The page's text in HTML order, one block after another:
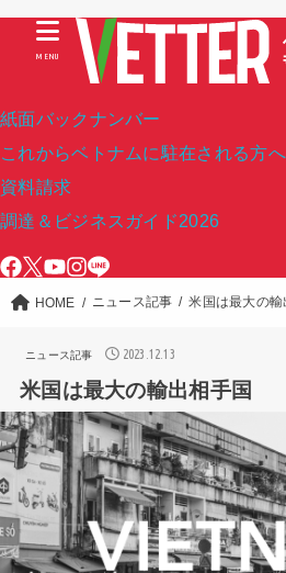
紙面バックナンバー
これからベトナムに駐在される方へ
資料請求
調達＆ビジネスガイド2026
MENU
HOME ニュース記事 米国は最大の輸
ニュース記事 2023.12.13
米国は最大の輸出相手国